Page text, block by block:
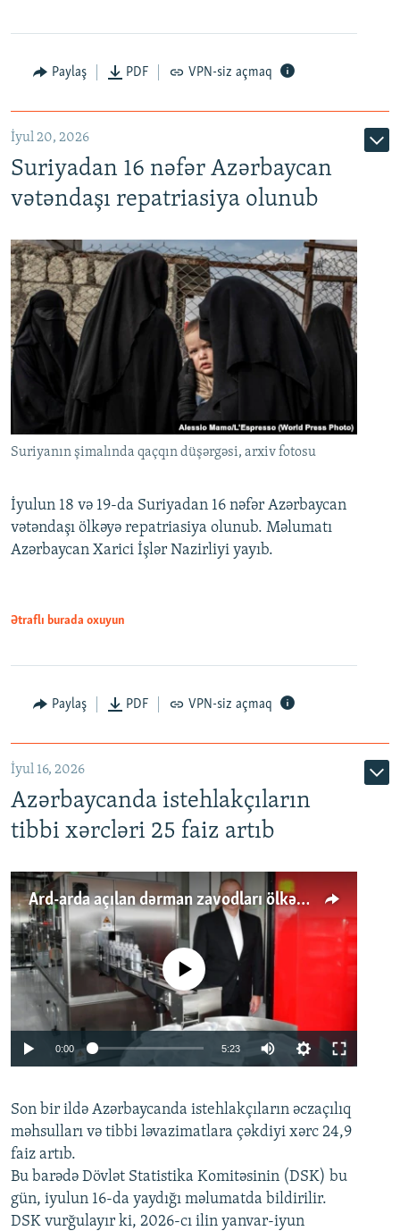
Auto
Paylaş PDF VPN-siz açmaq
İyul 20, 2026
Suriyadan 16 nəfər Azərbaycan
vətəndaşı repatriasiya olunub
Suriyanın şimalında qaçqın düşərgəsi, arxiv fotosu
İyulun 18 və 19-da Suriyadan 16 nəfər Azərbaycan
vətəndaşı ölkəyə repatriasiya olunub. Məlumatı
Azərbaycan Xarici İşlər Nazirliyi yayıb.
Ətraflı burada oxuyun
Paylaş PDF VPN-siz açmaq
İyul 16, 2026
Azərbaycanda istehlakçıların
tibbi xərcləri 25 faiz artıb
Ard-arda açılan dərman zavodları ölkənin tələbatını ödəyirmi?
Auto 240p 360p 480p
720p 1080p
No media source currently available
0:00 5:23
360p
480p
720p
1080p
Son bir ildə Azərbaycanda istehlakçıların əczaçılıq
məhsulları və tibbi ləvazimatlara çəkdiyi xərc 24,9
faiz artıb.
Bu barədə Dövlət Statistika Komitəsinin (DSK) bu
gün, iyulun 16-da yaydığı məlumatda bildirilir.
DSK vurğulayır ki, 2026-cı ilin yanvar-iyun